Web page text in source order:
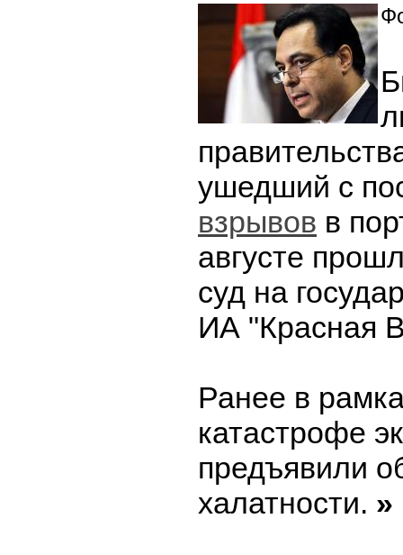
ушедший с
взрывов в
августе
суд на
ИА "Красная
Ранее в
катастрофе
предъявили
халатности. »